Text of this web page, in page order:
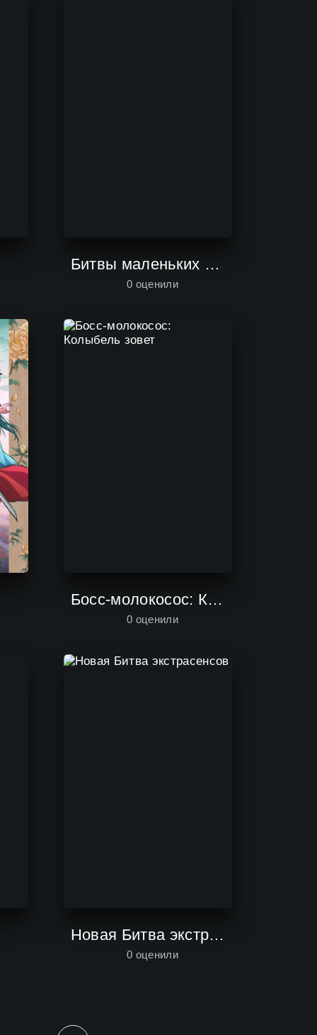
Битвы маленьких гигантов
0 оценили
Босс-молокосос: Колыбель зовет
0 оценили
Новая Битва экстрасенсов
0 оценили